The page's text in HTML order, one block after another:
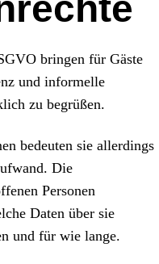
bringen für Gäste
und informelle
zu begrüßen.
bedeuten sie allerdings
Die
Personen
Daten über sie
und für wie lange.